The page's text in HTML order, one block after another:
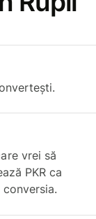
vrei să
PKR ca